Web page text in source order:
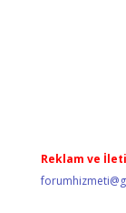
Reklam ve